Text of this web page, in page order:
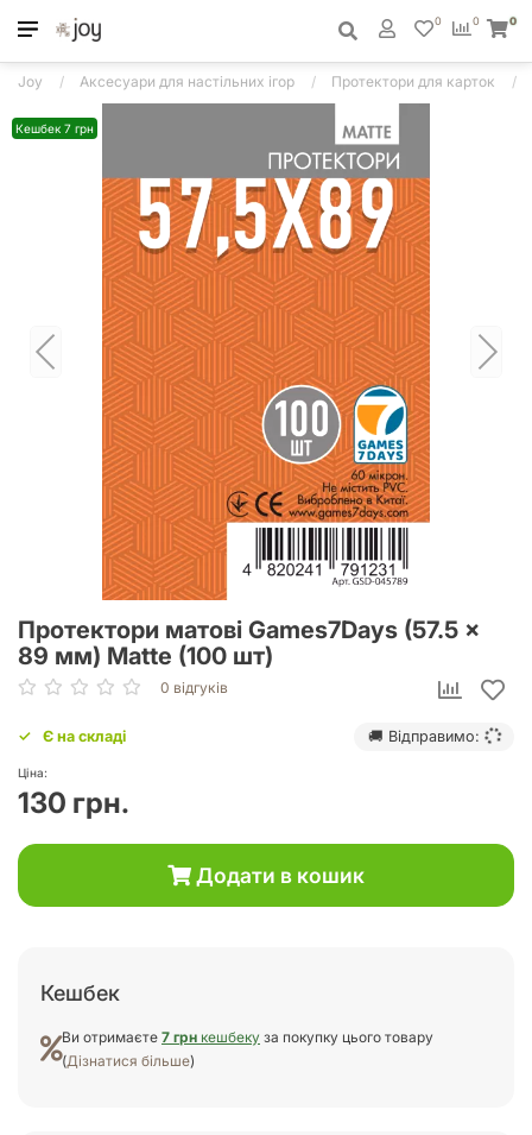
0
0 0
Joy Аксесуари для настільних ігор Протектори для карток
Кешбек 7 грн
Протектори матові Games7Days (57.5 x
89 мм) Matte (100 шт)
0 відгуків
Є на складі 🚚 Відправимо:
Ціна:
130 грн.
Додати в кошик
Кешбек
Ви отримаєте 7 грн кешбеку за покупку цього товару
(Дізнатися більше)